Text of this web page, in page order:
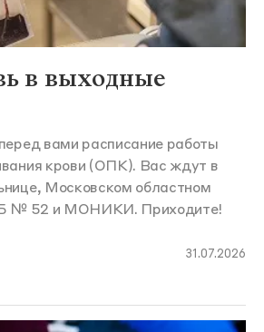
в выходные
вами расписание работы
крови (ОПК). Вас ждут в
Московском областном
№ 52 и МОНИКИ. Приходите!
31.07.2026